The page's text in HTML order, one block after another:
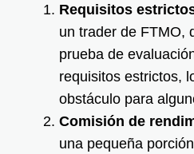
Requisitos
un trader de FTMO,
prueba de
requisitos estrictos,
obstáculo para
Comisión de
una pequeña